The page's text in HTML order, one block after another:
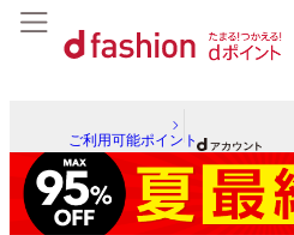
ご利用可能ポイント